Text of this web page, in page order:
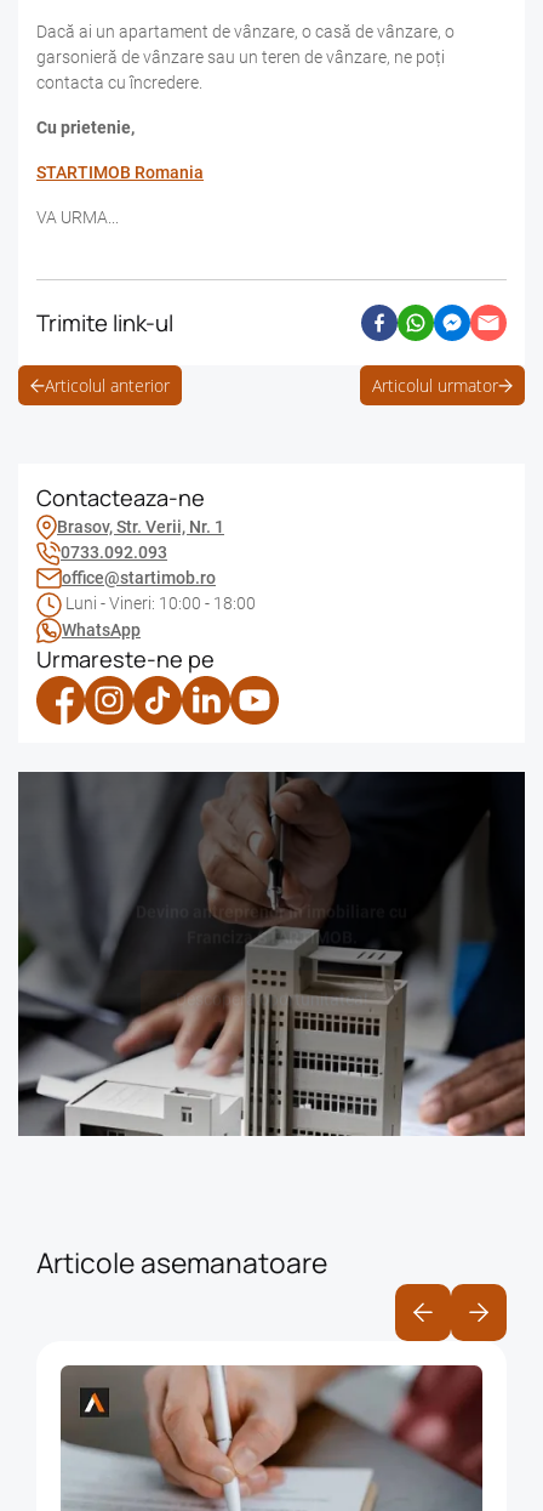
Dacă ai un apartament de vânzare, o casă de vânzare, o
garsonieră de vânzare sau un teren de vânzare, ne poți
contacta cu încredere.
Cu prietenie,
STARTIMOB Romania
VA URMA...
Trimite link-ul
Articolul anterior Articolul urmator
Contacteaza-ne
Brasov, Str. Verii, Nr. 1
0733.092.093
office@startimob.ro
Luni - Vineri: 10:00 - 18:00
WhatsApp
Urmareste-ne pe
Devino antreprenor în imobiliare cu
Franciza STARTIMOB.
Descoperă oportunitatea!
Articole asemanatoare